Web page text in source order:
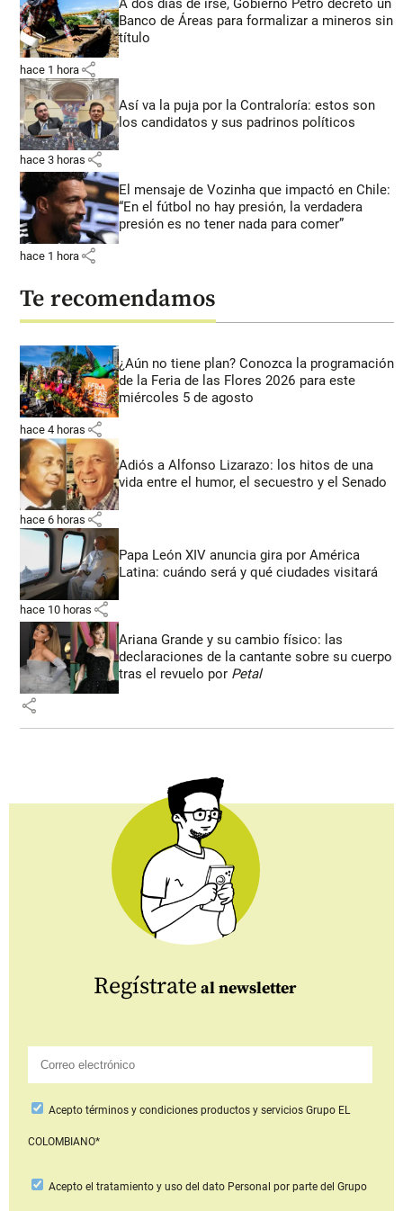
A dos días de irse, Gobierno Petro decretó un
Banco de Áreas para formalizar a mineros sin
título
hace 1 hora share
Así va la puja por la Contraloría: estos son
los candidatos y sus padrinos políticos
hace 3 horas share
El mensaje de Vozinha que impactó en Chile:
“En el fútbol no hay presión, la verdadera
presión es no tener nada para comer”
hace 1 hora share
Te recomendamos
¿Aún no tiene plan? Conozca la programación
de la Feria de las Flores 2026 para este
miércoles 5 de agosto
hace 4 horas share
Adiós a Alfonso Lizarazo: los hitos de una
vida entre el humor, el secuestro y el Senado
hace 6 horas share
Papa León XIV anuncia gira por América
Latina: cuándo será y qué ciudades visitará
hace 10 horas share
Ariana Grande y su cambio físico: las
declaraciones de la cantante sobre su cuerpo
tras el revuelo por Petal
share
Regístrate al newsletter
Aceptotérminos y condiciones productos y serviciosGrupo EL
COLOMBIANO*
Acepto el tratamiento y uso del dato Personal por parte del Grupo